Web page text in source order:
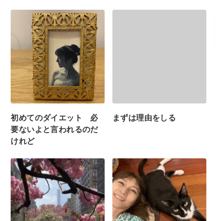
初めてのダイエット 必
要ないよと言われるのだ
けれど
まずは理由をしる